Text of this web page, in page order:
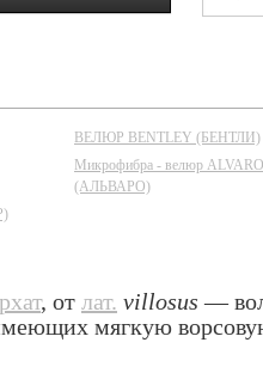
ВЕЛЮР BENTLEY (БЕНТЛИ)
Микрофибра - велюр ALVARO
(АЛЬВАРО)
, от лат. villosus —
мягкую